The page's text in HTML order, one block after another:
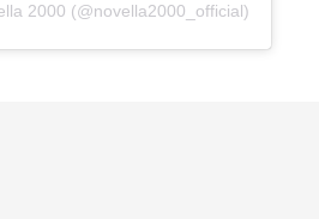
2000 (@novella2000_official)